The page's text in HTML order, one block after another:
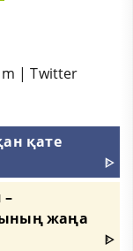
|Twitter
қате
ᐈ
жаңа
ᐈ